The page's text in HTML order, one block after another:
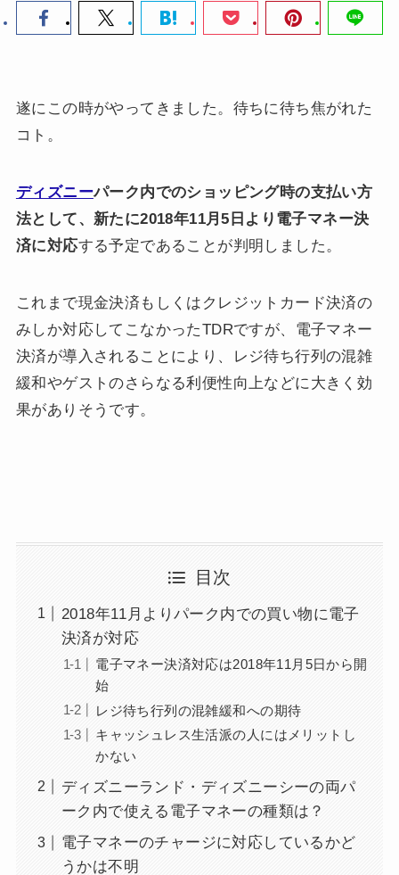
遂にこの時がやってきました。待ちに待ち焦がれた
コト。
ディズニーパーク内でのショッピング時の支払い方
法として、新たに2018年11月5日より電子マネー決
済に対応する予定であることが判明しました。
これまで現金決済もしくはクレジットカード決済の
みしか対応してこなかったTDRですが、電子マネー
決済が導入されることにより、レジ待ち行列の混雑
緩和やゲストのさらなる利便性向上などに大きく効
果がありそうです。
目次
2018年11月よりパーク内での買い物に電子
決済が対応
電子マネー決済対応は2018年11月5日から開
始
レジ待ち行列の混雑緩和への期待
キャッシュレス生活派の人にはメリットし
かない
ディズニーランド・ディズニーシーの両パ
ーク内で使える電子マネーの種類は？
電子マネーのチャージに対応しているかど
うかは不明